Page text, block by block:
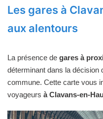
Les gares à
aux alentours
La présence de gares à
déterminant dans la décision
commune. Cette carte vous
voyageurs à Clavans-en-